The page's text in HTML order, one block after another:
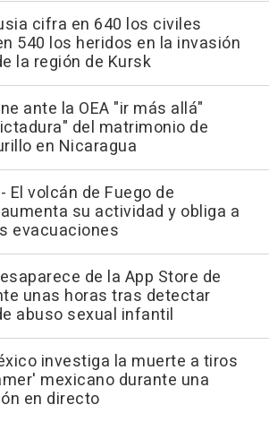
cifra en 640 los civiles
540 los heridos en la invasión
la región de Kursk
ante la OEA "ir más allá"
del matrimonio de
en Nicaragua
El volcán de Fuego de
su actividad y obliga a
evacuaciones
de la App Store de
unas horas tras detectar
abuso sexual infantil
investiga la muerte a tiros
mexicano durante una
en directo